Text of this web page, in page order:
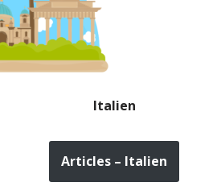
Italien
Articles – Italien